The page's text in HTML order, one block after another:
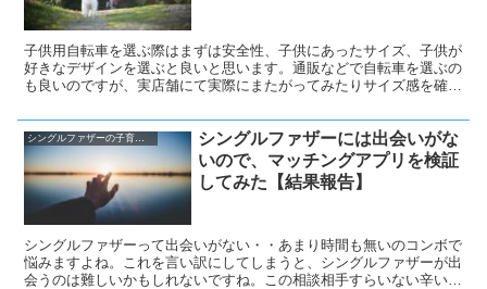
子供用自転車を選ぶ際はまずは安全性、子供にあったサイズ、子供が
好きなデザインを選ぶと良いと思います。通販などで自転車を選ぶの
も良いのですが、実店舗にて実際にまたがってみたりサイズ感を確認
レーキの握り具合なども調整してくれるところです。
シングルファザーには出会いがな
いので、マッチングアプリを検証
してみた【結果報告】
シングルファザーって出会いがない・・あまり時間も無いのコンボで
悩みますよね。これを言い訳にしてしまうと、シングルファザーが出
会うのは難しいかもしれないですね。この相談相手すらいない辛い状